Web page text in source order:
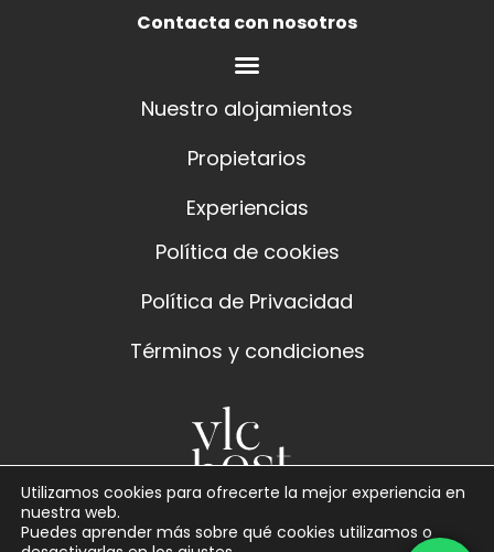
Contacta con nosotros
Nuestro alojamientos
Propietarios
Experiencias
Política de cookies
Política de Privacidad
Términos y condiciones
Utilizamos cookies para ofrecerte la mejor experiencia en
nuestra web.
Puedes aprender más sobre qué cookies utilizamos o